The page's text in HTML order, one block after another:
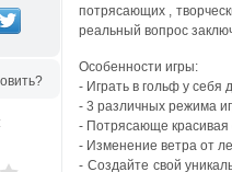
потрясающих ,
реальный вопрос
Особенности игры:
- Играть в гольф у себя
- 3 различных режима
- Потрясающе красивая
- Изменение ветра от
- Создайте свой